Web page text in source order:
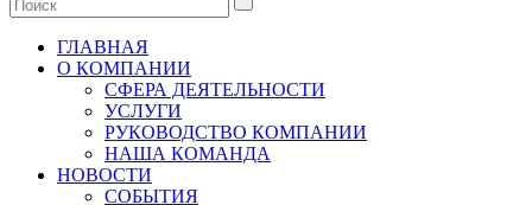
ГЛАВНАЯ
О КОМПАНИИ
СФЕРА ДЕЯТЕЛЬНОСТИ
УСЛУГИ
РУКОВОДСТВО КОМПАНИИ
НАША КОМАНДА
НОВОСТИ
СОБЫТИЯ